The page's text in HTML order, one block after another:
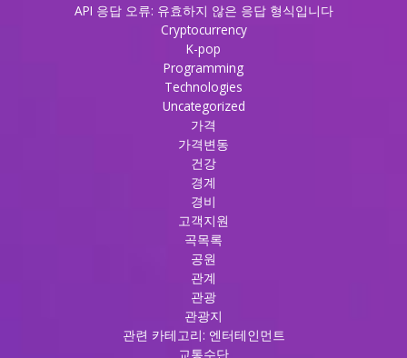
API 응답 오류: 유효하지 않은 응답 형식입니다
Cryptocurrency
K-pop
Programming
Technologies
Uncategorized
가격
가격변동
건강
경계
경비
고객지원
곡목록
공원
관계
관광
관광지
관련 카테고리: 엔터테인먼트
교통수단